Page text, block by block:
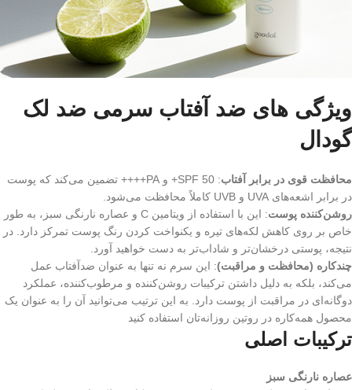
ویژگی های ضد آفتاب سرمی ضد لک
گودال
محافظت قوی در برابر آفتاب
: SPF 50+ و PA++++ تضمین می‌کند که پوست
در برابر اشعه‌های UVA و UVB کاملاً محافظت می‌شود.
روشن‌کننده پوست
: این با استفاده از ویتامین C و عصاره نارنگی سبز، به طور
خاص بر روی کاهش لکه‌های تیره و یکنواخت کردن رنگ پوست تمرکز دارد. در
نتیجه، پوستی درخشان‌تر و شاداب‌تر به دست خواهید آورد.
چندکاره (محافظت و مراقبت): این سرم نه تنها به عنوان ضدآفتاب عمل
می‌کند، بلکه به دلیل داشتن ترکیبات روشن‌کننده و مرطوب‌کننده، عملکرد
دوگانه‌ای در مراقبت از پوست دارد. به این ترتیب می‌توانید آن را به عنوان یک
محصول همه‌کاره در روتین روزانه‌تان استفاده کنید​
ترکیبات اصلی
عصاره نارنگی سبز